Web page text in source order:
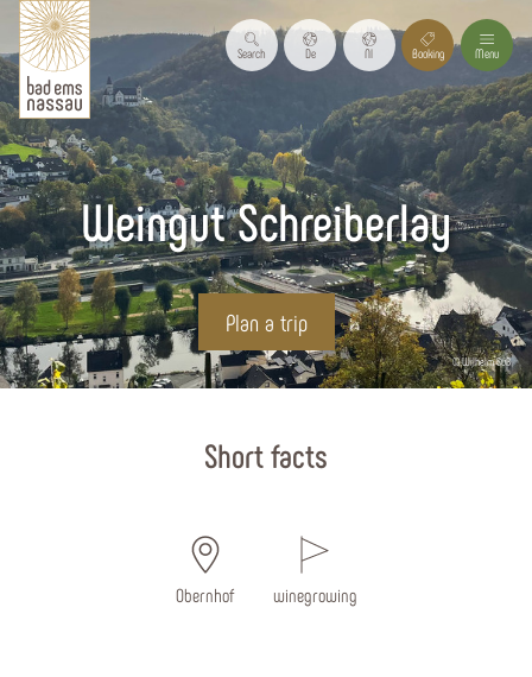
Search De Nl Booking Menu
© Wilhelm Süß
Weingut Schreiberlay
Plan a trip
Short facts
Obernhof winegrowing